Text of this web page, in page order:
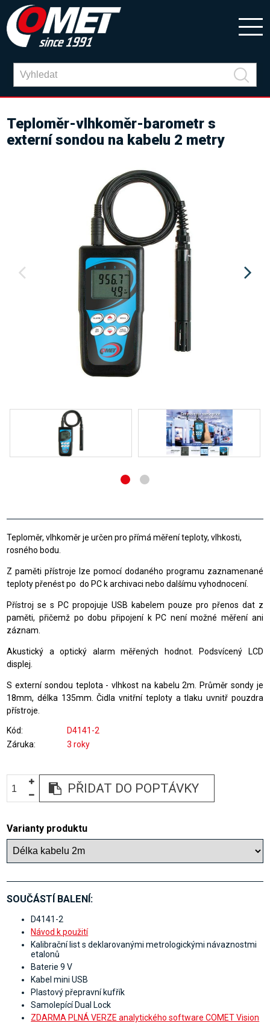
Teploměr-vlhkoměr-barometr s
externí sondou na kabelu 2 metry
Teploměr, vlhkoměr je určen pro přímá měření teploty, vlhkosti,
rosného bodu.
Z paměti přístroje lze pomocí dodaného programu zaznamenané
teploty přenést po do PC k archivaci nebo dalšímu vyhodnocení.
Přístroj se s PC propojuje USB kabelem pouze pro přenos dat z
paměti, přičemž po dobu připojení k PC není možné měření ani
záznam.
Akustický a optický alarm měřených hodnot. Podsvícený LCD
displej.
S externí sondou teplota - vlhkost na kabelu 2m. Průměr sondy je
18mm, délka 135mm. Čidla vnitřní teploty a tlaku uvnitř pouzdra
přístroje.
Kód
D4141-2
Záruka
3 roky
PŘIDAT DO POPTÁVKY
Varianty produktu
SOUČÁSTÍ BALENÍ:
D4141-2
Návod k použití
Kalibrační list s deklarovanými metrologickými návaznostmi
etalonů
Baterie 9 V
Kabel mini USB
Plastový přepravní kufřík
Samolepící Dual Lock
ZDARMA PLNÁ VERZE analytického software COMET Vision